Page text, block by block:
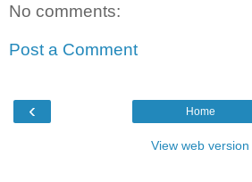
No comments:
Post a Comment
‹ Home
View web version